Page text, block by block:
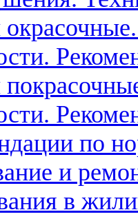
по
и
в